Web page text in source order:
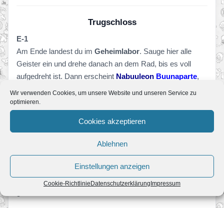
Wir verwenden Cookies, um unsere Website und unseren Service zu
optimieren.
Cookies akzeptieren
Ablehnen
Einstellungen anzeigen
Cookie-Richtlinie Datenschutzerklärung Impressum
Trugschloss
E-1
Am Ende landest du im Geheimlabor. Sauge hier alle
Geister ein und drehe danach an dem Rad, bis es voll
aufgedreht ist. Dann erscheint Nabuuleon Buunaparte,
fang auch ihn mit deinem Schreckweg ein.
E-2
Schieß die beiden Toads in die Käfige und
Manibuutaucht auf.
E-3
Schließlich gehst du mit dem Ballon noch in die
Ausstellungsammelst du hier alle Münzen mit einem